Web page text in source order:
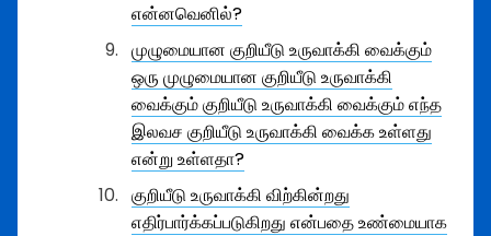
என்னவெனில்?
முழுமையான குறியீடு உருவாக்கி வைக்கும்
ஒரு முழுமையான குறியீடு உருவாக்கி
வைக்கும் குறியீடு உருவாக்கி வைக்கும் எந்த
இலவச குறியீடு உருவாக்கி வைக்க உள்ளது
என்று உள்ளதா?
குறியீடு உருவாக்கி விற்கின்றது
எதிர்பார்க்கப்படுகிறது என்பதை உண்மையாக